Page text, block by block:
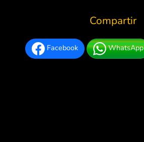
Compartir
Facebook WhatsApp